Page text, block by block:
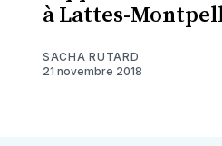
à Lattes-
SACHA RUTARD
21 novembre 2018